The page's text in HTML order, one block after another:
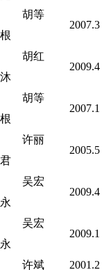
胡等
根
2007.3
胡红
沐
2009.4
胡等
根
2007.1
许丽
君
2005.5
吴宏
永
2009.4
吴宏
永
2009.1
许斌
2001.2